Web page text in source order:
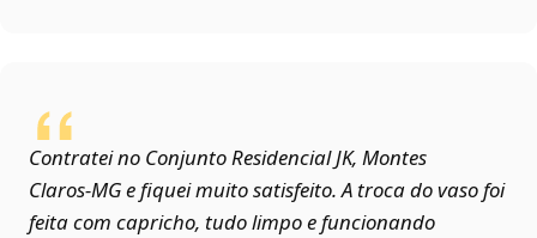
Contratei no Conjunto Residencial JK, Montes
Claros‑MG e fiquei muito satisfeito. A troca do vaso foi
feita com capricho, tudo limpo e funcionando